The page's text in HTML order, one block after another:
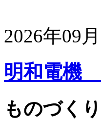
2026年09
明和電機
ものづく